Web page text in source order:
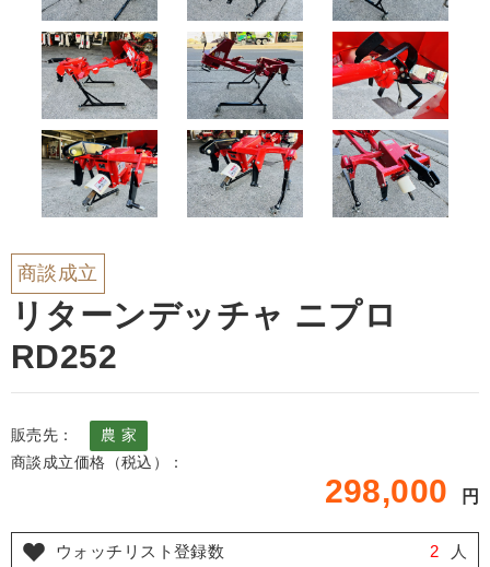
商談成立
リターンデッチャ ニプロ
RD252
販売先：
農 家
商談成立価格（税込）：
298,000 円
ウォッチリスト登録数 2 人